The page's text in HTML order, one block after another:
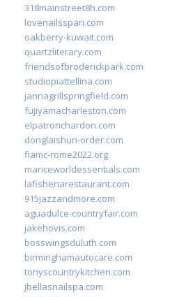
318mainstreet8h.com
lovenailsspari.com
oakberry-kuwait.com
quartzliterary.com
friendsofbroderickpark.com
studiopiattellina.com
jannagrillspringfield.com
fujiyamacharleston.com
elpatronchardon.com
donglaishun-order.com
fiamc-rome2022.org
mariceworldessentials.com
lafisheriarestaurant.com
915jazzandmore.com
aguadulce-countryfair.com
jakehovis.com
bosswingsduluth.com
birminghamautocare.com
tonyscountrykitchen.com
jbellasnailspa.com